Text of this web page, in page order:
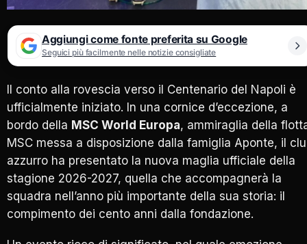
Aggiungi come fonte preferita su Google
Seguici più facilmente nelle notizie consigliate
Il conto alla rovescia verso il Centenario del Napoli è
ufficialmente iniziato. In una cornice d’eccezione, a
bordo della MSC World Europa, ammiraglia della
MSC messa a disposizione dalla famiglia Aponte, il
azzurro ha presentato la nuova maglia ufficiale della
stagione 2026-2027, quella che accompagnerà la
squadra nell’anno più importante della sua storia: il
compimento dei cento anni dalla fondazione.